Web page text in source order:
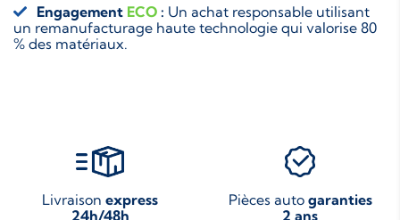
Engagement ECO : Un achat responsable utilisant
un remanufacturage haute technologie qui valorise 80
% des matériaux.
Livraison express
24h/48h
Pièces auto garanties
2 ans